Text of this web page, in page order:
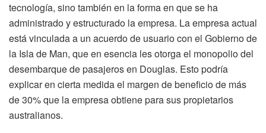
tecnología, sino también en la forma en que se ha
administrado y estructurado la empresa. La empresa actual
está vinculada a un acuerdo de usuario con el Gobierno de
la Isla de Man, que en esencia les otorga el monopolio del
desembarque de pasajeros en Douglas. Esto podría
explicar en cierta medida el margen de beneficio de más
de 30% que la empresa obtiene para sus propietarios
australianos.